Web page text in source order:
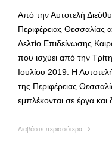
Από την Αυτοτελή
Περιφέρειας Θεσσαλίας
Δελτίο Επιδείνωσης
που ισχύει από την
Ιουλίου 2019. Η
της Περιφέρειας
εμπλέκονται σε έργα και
Διαβάστε περισσότερα